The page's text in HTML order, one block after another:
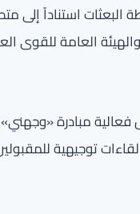
استناداً إلى
العامة للقوى
مبادرة
توجيهية